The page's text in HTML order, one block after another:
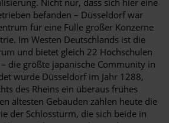
befanden – Düsseldorf war
für eine Fülle großer Konzerne
Im Westen Deutschlands ist die
und bietet gleich 22 Hochschulen
die größte japanische Community in
wurde Düsseldorf im Jahr 1288,
des Rheins ein überaus frühes
ältesten Gebäuden zählen heute die
der Schlossturm, die sich beide in